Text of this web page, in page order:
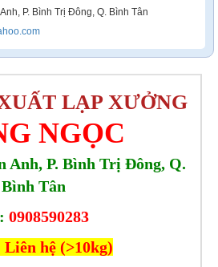
P. Bình Trị Đông, Q. Bình Tân
LẠP XƯỞNG
NGỌC
Anh, P. Bình Trị Đông, Q.
Bình Tân
0908590283
hệ (>10kg)